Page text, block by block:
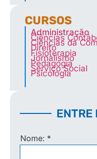
CURSOS
Administração
Ciências
Ciências da
Direito
Fisioterapia
Jornalismo
Pedagogia
Serviço Social
Psicologia
ENTRE
Nome: *